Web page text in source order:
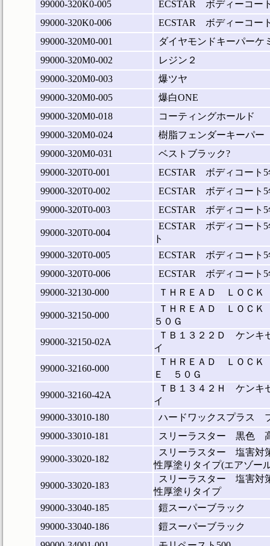
99000-320K0-005
ECSTAR ボディーコー
99000-320K0-006
ECSTAR ボディーコー
99000-320M0-001
ダイヤモンドキーパーケ
99000-320M0-002
レジン２
99000-320M0-003
爆ツヤ
99000-320M0-005
爆白ONE
99000-320M0-018
コーティングホールド
99000-320M0-024
樹脂フェンダーキーパー
99000-320M0-031
ベストブラック?
99000-320T0-001
ECSTAR ボディコート
99000-320T0-002
ECSTAR ボディコート
99000-320T0-003
ECSTAR ボディコート
99000-320T0-004
ECSTAR ボディコート
ト
99000-320T0-005
ECSTAR ボディコート
99000-320T0-006
ECSTAR ボディコート
99000-32130-000
ＴＨＲＥＡＤ ＬＯＣＫ
99000-32150-000
ＴＨＲＥＡＤ ＬＯＣ
５０Ｇ
99000-32150-02A
ＴＢ１３２２Ｄ ケンキ
イ
99000-32160-000
ＴＨＲＥＡＤ ＬＯＣ
Ｅ ５０Ｇ
99000-32160-42A
ＴＢ１３４２Ｈ ケンキ
イ
99000-33010-180
ハードワックスプラス
99000-33010-181
スリーラスター 黒色
99000-33020-182
スリーラスター 塩害
性厚塗りタイプ(エアゾー
99000-33020-183
スリーラスター 塩害
性厚塗りタイプ
99000-33040-185
鎧スーパーブラック
99000-33040-186
鎧スーパーブラック